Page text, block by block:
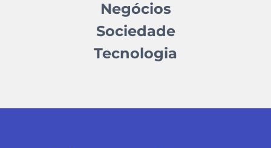
Negócios
Sociedade
Tecnologia